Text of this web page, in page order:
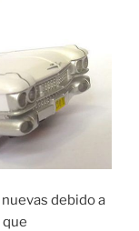
debido a
que